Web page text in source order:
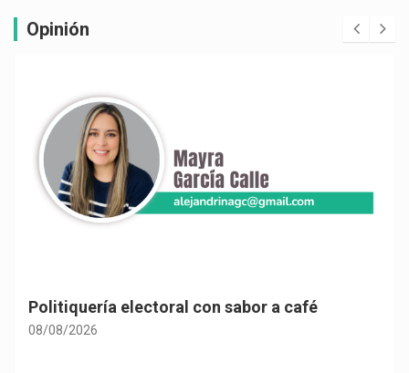
Opinión
Politiquería electoral con sabor a café
08/08/2026